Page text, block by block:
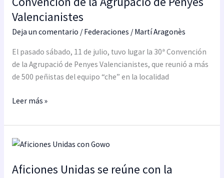
Valencianistes
Deja un comentario / Federaciones / Martí Aragonès
El pasado sábado, 11 de julio, tuvo lugar la 30ª Convención
de la Agrupació de Penyes Valencianistes, que reunió a más
de 500 peñistas del equipo “che” en la localidad
la
30ª
Convención
de
la
Agrupació
Penyes
Leer más »
Aficiones Unidas se reúne con la
Aficiones
se